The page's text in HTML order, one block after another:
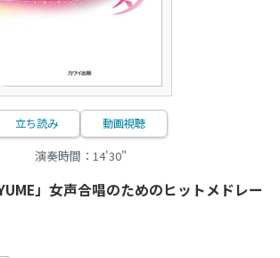
立ち読み 動画視聴
演奏時間：14'30"
」女声合唱のためのヒットメドレー